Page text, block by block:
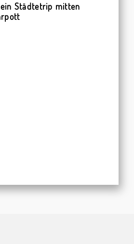
Städtetrip mitten